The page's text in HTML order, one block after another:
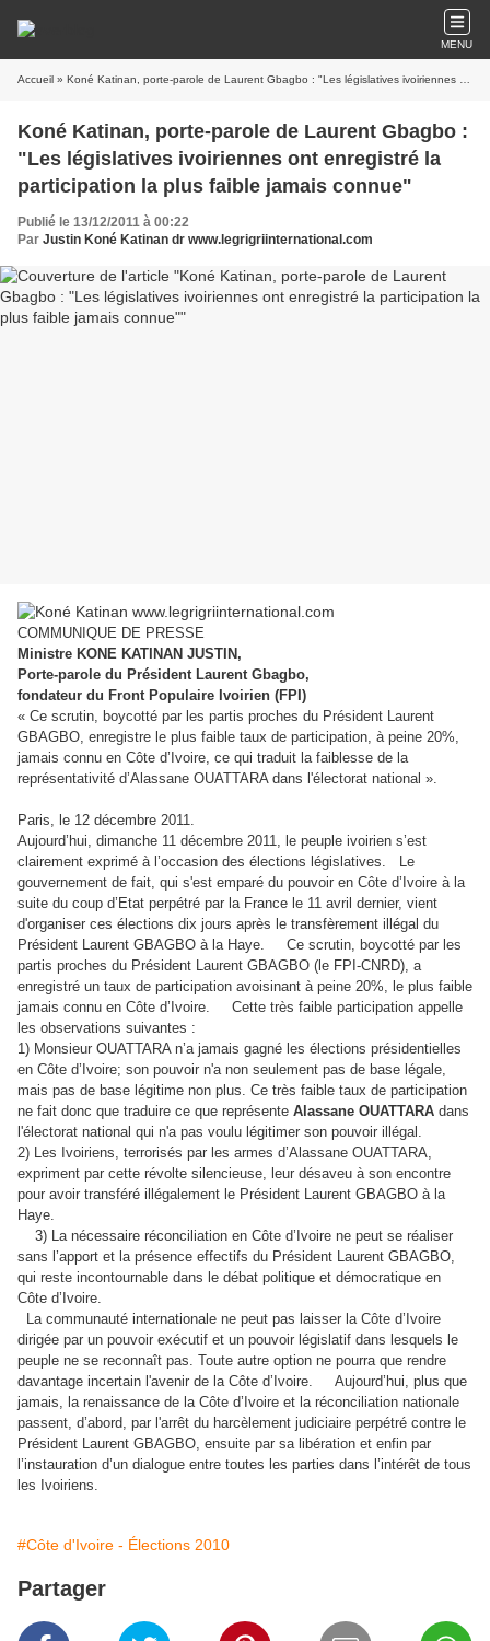
MENU
Accueil » Koné Katinan, porte-parole de Laurent Gbagbo : "Les législatives ivoiriennes ont enregistré la participation la plus faible jamais connue"
Koné Katinan, porte-parole de Laurent Gbagbo :
"Les législatives ivoiriennes ont enregistré la
participation la plus faible jamais connue"
Publié le 13/12/2011 à 00:22
Par Justin Koné Katinan dr www.legrigriinternational.com
COMMUNIQUE DE PRESSE
Ministre KONE KATINAN JUSTIN,
Porte-parole du Président Laurent Gbagbo,
fondateur du Front Populaire Ivoirien (FPI)
« Ce scrutin, boycotté par les partis proches du Président Laurent
GBAGBO, enregistre le plus faible taux de participation, à peine 20%,
jamais connu en Côte d’Ivoire, ce qui traduit la faiblesse de la
représentativité d’Alassane OUATTARA dans l'électorat national ».
Paris, le 12 décembre 2011.
Aujourd’hui, dimanche 11 décembre 2011, le peuple ivoirien s’est
clairement exprimé à l’occasion des élections législatives. Le
gouvernement de fait, qui s'est emparé du pouvoir en Côte d’Ivoire à la
suite du coup d’Etat perpétré par la France le 11 avril dernier, vient
d'organiser ces élections dix jours après le transfèrement illégal du
Président Laurent GBAGBO à la Haye. Ce scrutin, boycotté par les
partis proches du Président Laurent GBAGBO (le FPI-CNRD), a
enregistré un taux de participation avoisinant à peine 20%, le plus faible
jamais connu en Côte d’Ivoire. Cette très faible participation appelle
les observations suivantes :
1) Monsieur OUATTARA n’a jamais gagné les élections présidentielles
en Côte d’Ivoire; son pouvoir n'a non seulement pas de base légale,
mais pas de base légitime non plus. Ce très faible taux de participation
ne fait donc que traduire ce que représente Alassane OUATTARA dans
l'électorat national qui n'a pas voulu légitimer son pouvoir illégal.
2) Les Ivoiriens, terrorisés par les armes d’Alassane OUATTARA,
expriment par cette révolte silencieuse, leur désaveu à son encontre
pour avoir transféré illégalement le Président Laurent GBAGBO à la
Haye.
3) La nécessaire réconciliation en Côte d’Ivoire ne peut se réaliser
sans l’apport et la présence effectifs du Président Laurent GBAGBO,
qui reste incontournable dans le débat politique et démocratique en
Côte d’Ivoire.
La communauté internationale ne peut pas laisser la Côte d’Ivoire
dirigée par un pouvoir exécutif et un pouvoir législatif dans lesquels le
peuple ne se reconnaît pas. Toute autre option ne pourra que rendre
davantage incertain l'avenir de la Côte d’Ivoire. Aujourd’hui, plus que
jamais, la renaissance de la Côte d’Ivoire et la réconciliation nationale
passent, d’abord, par l'arrêt du harcèlement judiciaire perpétré contre le
Président Laurent GBAGBO, ensuite par sa libération et enfin par
l’instauration d’un dialogue entre toutes les parties dans l’intérêt de tous
les Ivoiriens.
#Côte d'Ivoire - Élections 2010
Partager